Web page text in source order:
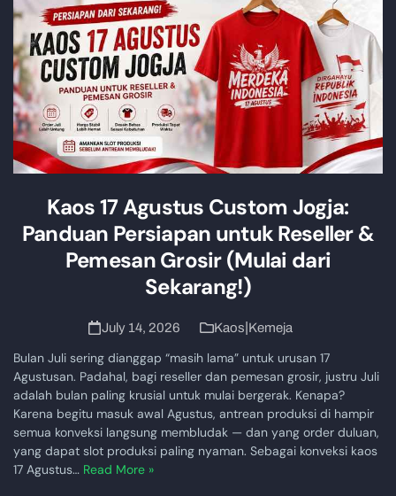
Kaos 17 Agustus Custom Jogja:
Panduan Persiapan untuk Reseller &
Pemesan Grosir (Mulai dari
Sekarang!)
July 14, 2026 Kaos Kemeja
Bulan Juli sering dianggap “masih lama” untuk urusan 17
Agustusan. Padahal, bagi reseller dan pemesan grosir, justru Juli
adalah bulan paling krusial untuk mulai bergerak. Kenapa?
Karena begitu masuk awal Agustus, antrean produksi di hampir
semua konveksi langsung membludak — dan yang order duluan,
yang dapat slot produksi paling nyaman. Sebagai konveksi kaos
17 Agustus… Read More »